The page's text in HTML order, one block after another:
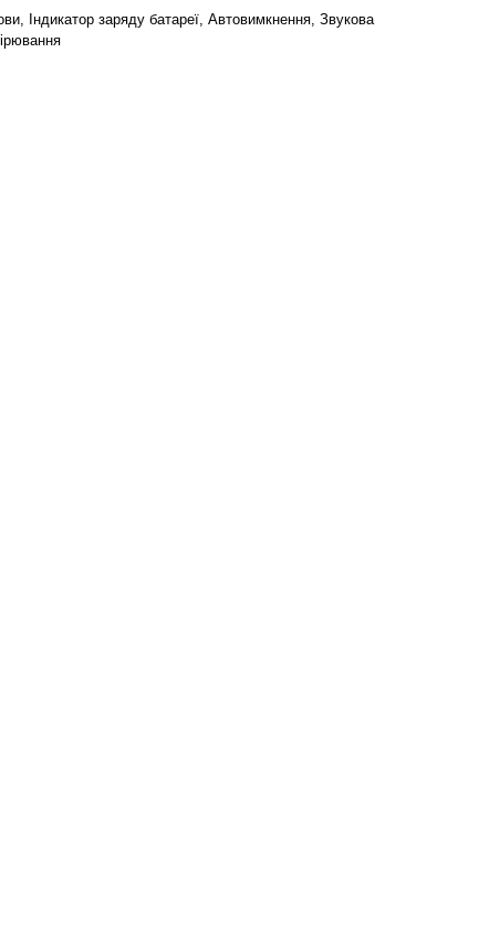
Індикатор заряду батареї, Автовимкнення, Звукова